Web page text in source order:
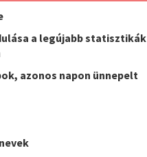
a legújabb statisztikák
azonos napon ünnepelt